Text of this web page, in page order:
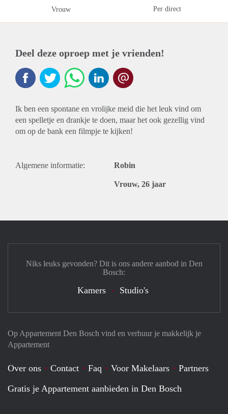
Vrouw Per direct
Deel deze oproep met je vrienden!
Ik ben een spontane en vrolijke meid die het leuk vind om
een spelletje en drankje te doen, maar het ook gezellig vind
om op de bank een filmpje te kijken!
Algemene informatie: Robin
Vrouw, 26 jaar
Op Appartement Den Bosch vind en verhuur je makkelijk je
Appartement
Over ons Contact Faq Voor Makelaars
Partners
Gratis je Appartement aanbieden in Den Bosch
Niks leuks gevonden? Dit is ons andere aanbod in Den
Bosch:
Kamers Studio's